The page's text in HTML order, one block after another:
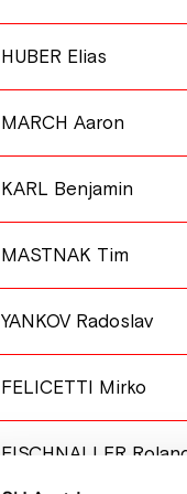
HUBER Elias
MARCH Aaron
KARL Benjamin
MASTNAK Tim
YANKOV Radoslav
FELICETTI Mirko
FISCHNALLER